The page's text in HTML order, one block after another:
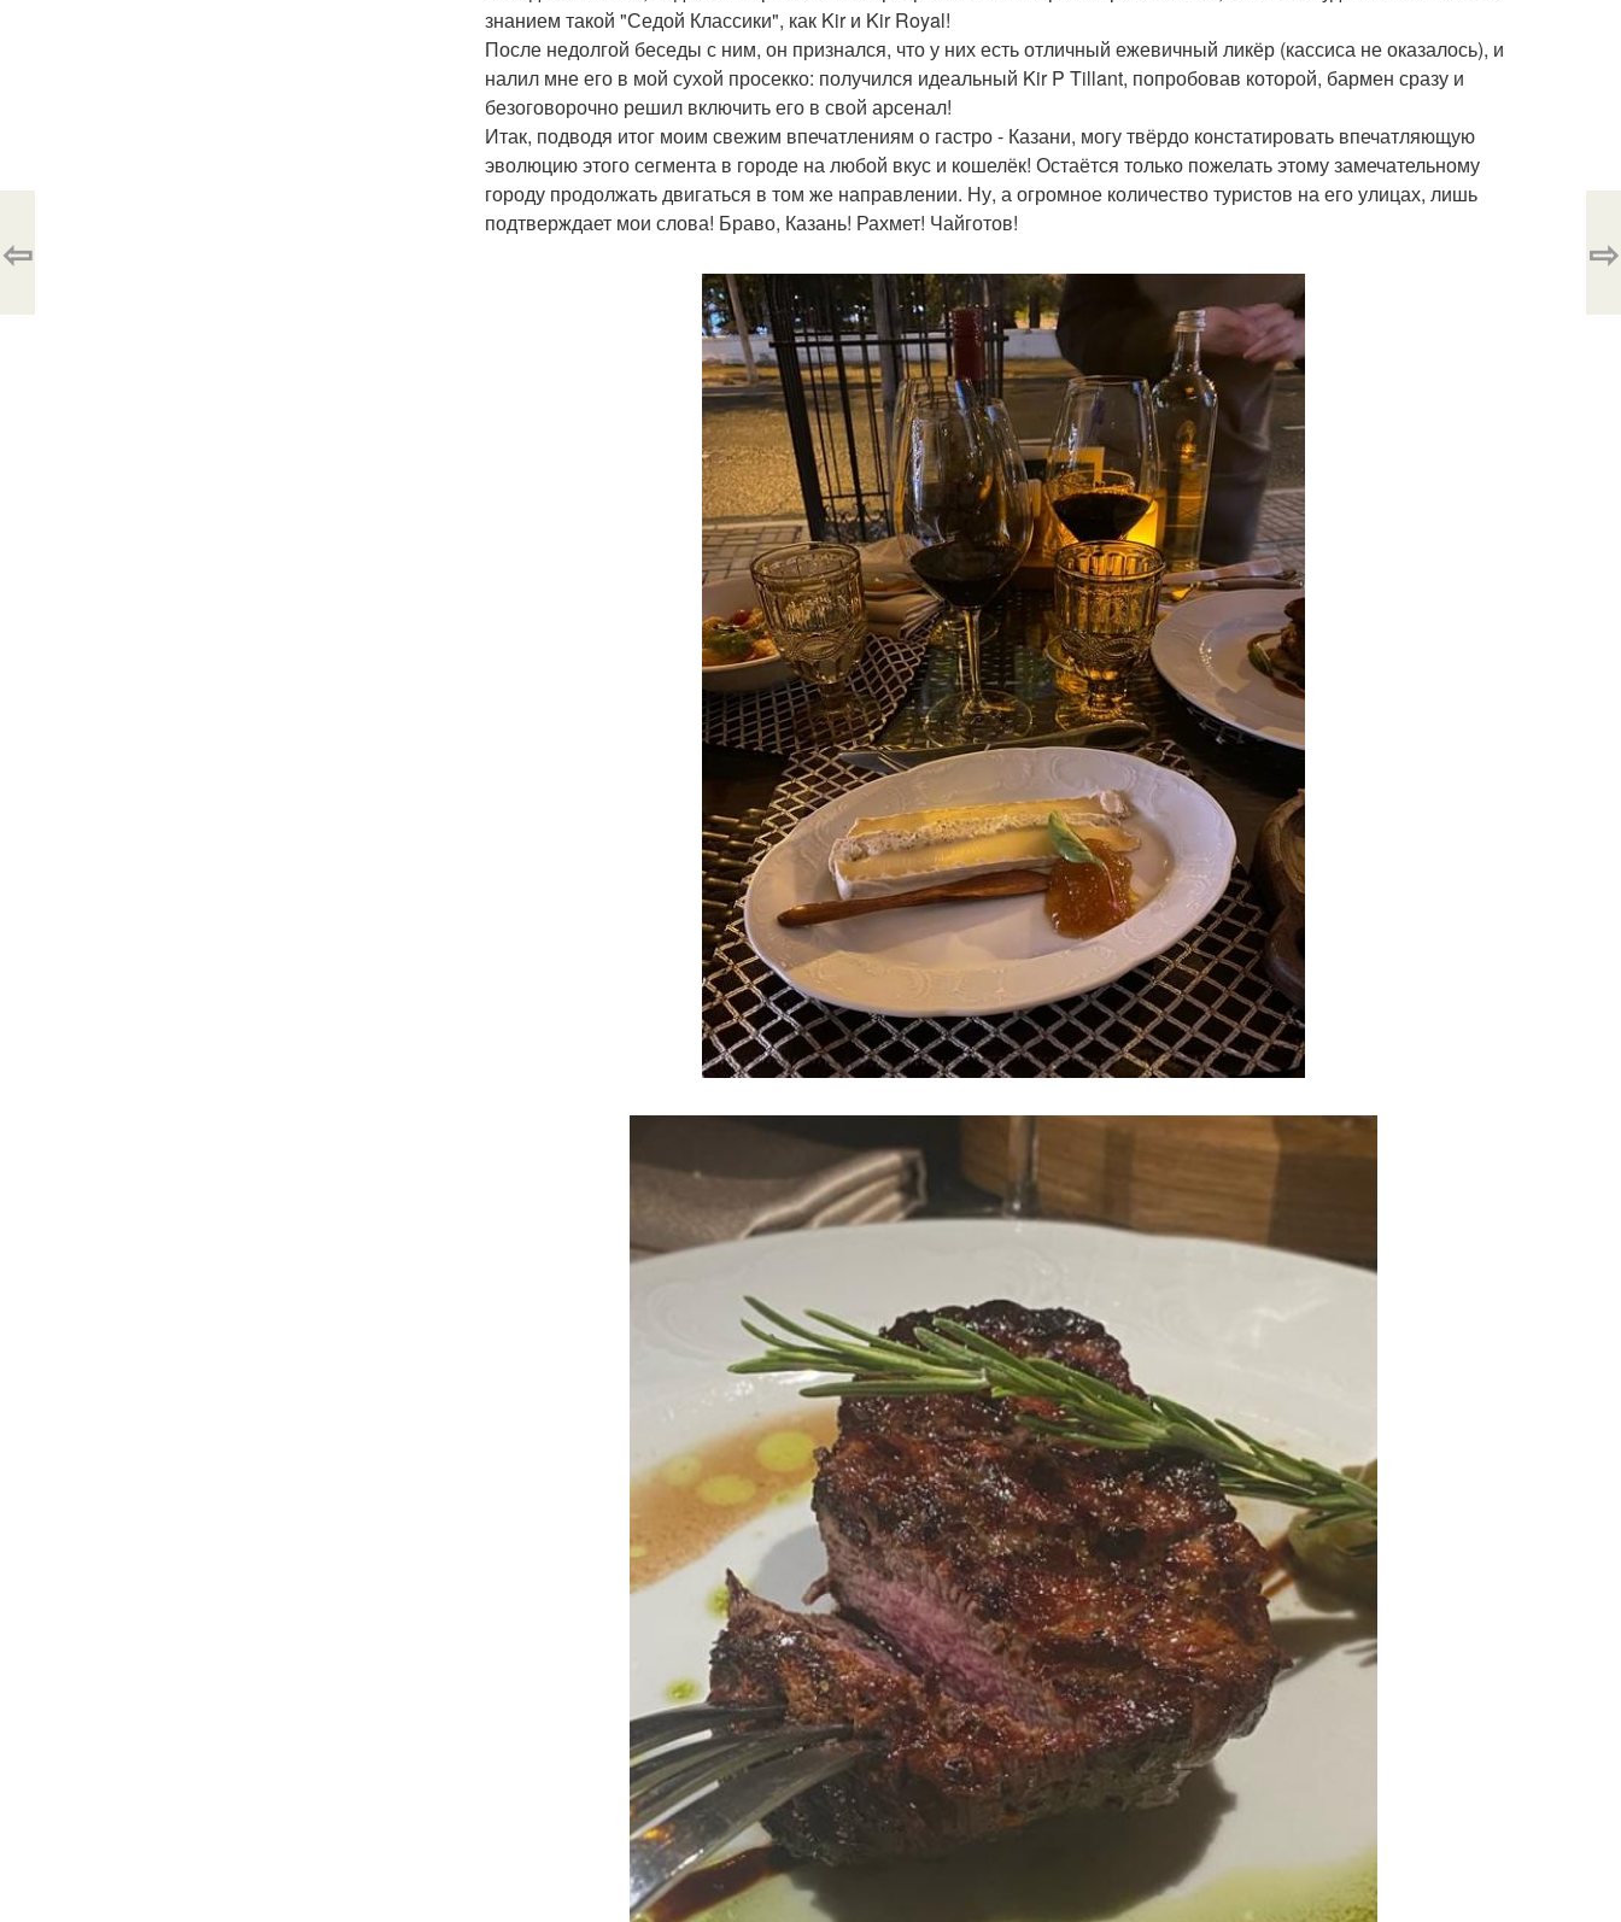
знанием такой "Седой Классики", как Kir и Kir Royal!
После недолгой беседы с ним, он признался, что у них есть отличный ежевичный ликёр (кассиса не оказалось), и
налил мне его в мой сухой просекко: получился идеальный Kir P Tillant, попробовав которой, бармен сразу и
безоговорочно решил включить его в свой арсенал!
Итак, подводя итог моим свежим впечатлениям о гастро - Казани, могу твёрдо констатировать впечатляющую
эволюцию этого сегмента в городе на любой вкус и кошелёк! Остаётся только пожелать этому замечательному
городу продолжать двигаться в том же направлении. Ну, а огромное количество туристов на его улицах, лишь
подтверждает мои слова! Браво, Казань! Рахмет! Чайготов!
⇦ ⇨